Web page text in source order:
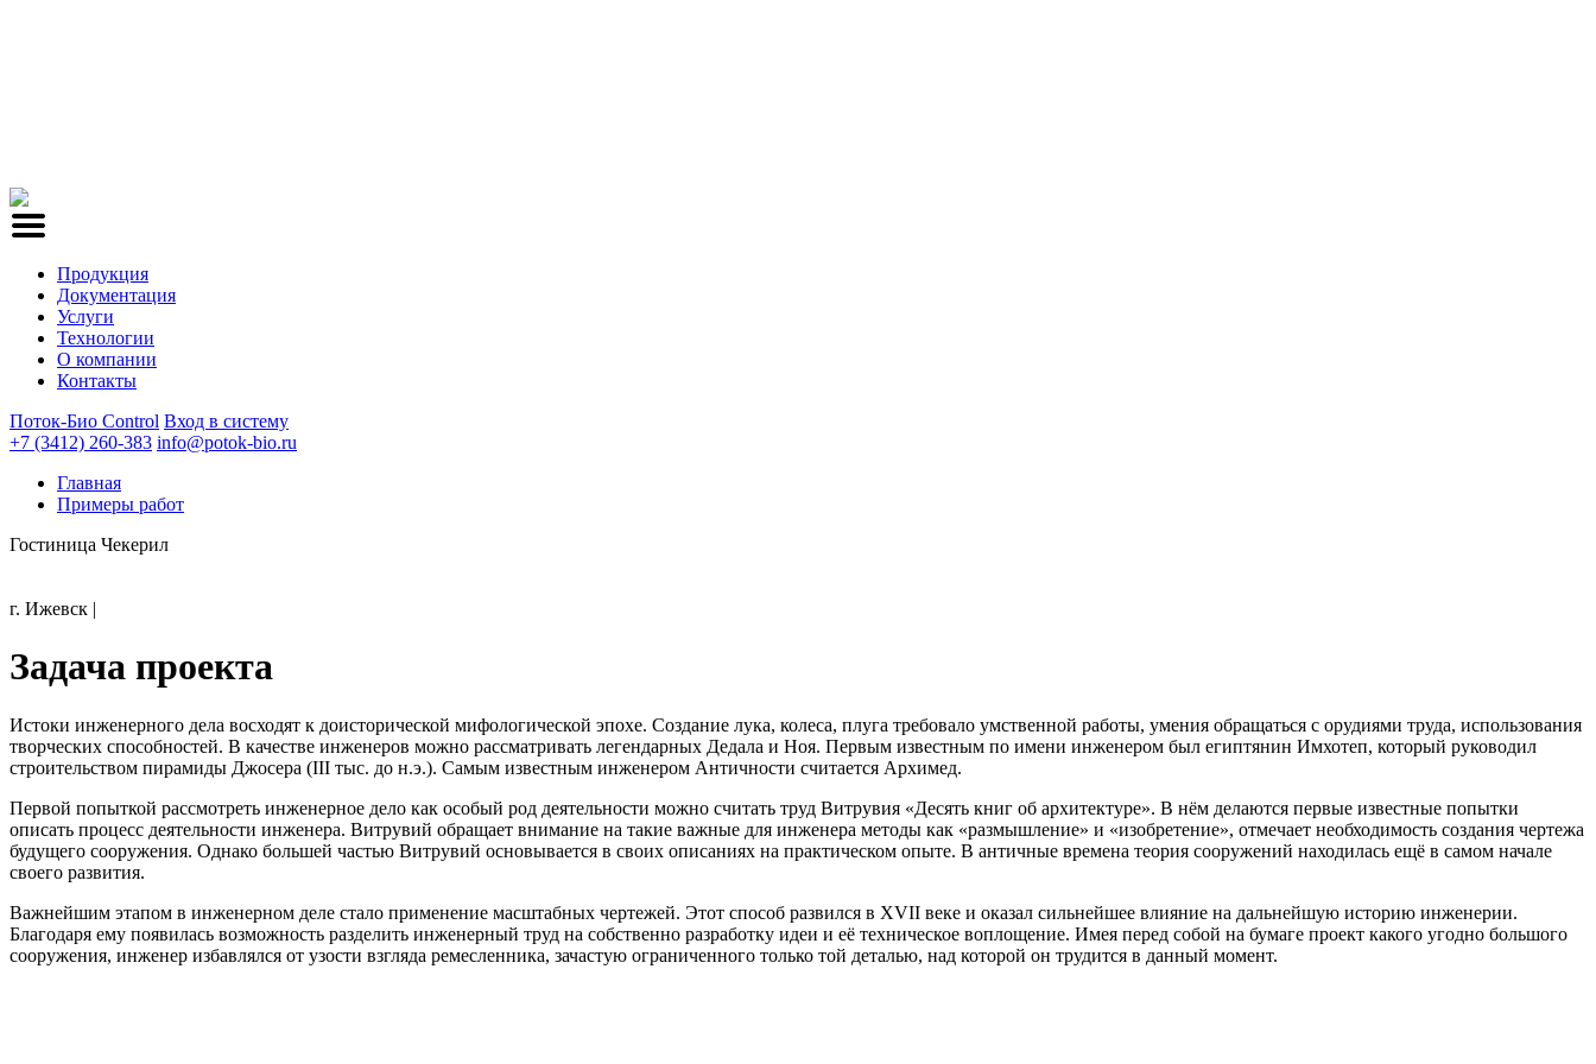
Продукция
Документация
Услуги
Технологии
О компании
Контакты
Поток-Био Control Вход в систему
+7 (3412) 260-383 info@potok-bio.ru
Главная
Примеры работ
Гостиница Чекерил
г. Ижевск |
Задача проекта
Истоки инженерного дела восходят к доисторической мифологической эпохе. Создание лука, колеса, плуга требовало умственной работы, умения обращаться с орудиями труда, использования
творческих способностей. В качестве инженеров можно рассматривать легендарных Дедала и Ноя. Первым известным по имени инженером был египтянин Имхотеп, который руководил
строительством пирамиды Джосера (III тыс. до н.э.). Самым известным инженером Античности считается Архимед.
Первой попыткой рассмотреть инженерное дело как особый род деятельности можно считать труд Витрувия «Десять книг об архитектуре». В нём делаются первые известные попытки
описать процесс деятельности инженера. Витрувий обращает внимание на такие важные для инженера методы как «размышление» и «изобретение», отмечает необходимость создания чертежа
будущего сооружения. Однако большей частью Витрувий основывается в своих описаниях на практическом опыте. В античные времена теория сооружений находилась ещё в самом начале
своего развития.
Важнейшим этапом в инженерном деле стало применение масштабных чертежей. Этот способ развился в XVII веке и оказал сильнейшее влияние на дальнейшую историю инженерии.
Благодаря ему появилась возможность разделить инженерный труд на собственно разработку идеи и её техническое воплощение. Имея перед собой на бумаге проект какого угодно большого
сооружения, инженер избавлялся от узости взгляда ремесленника, зачастую ограниченного только той деталью, над которой он трудится в данный момент.